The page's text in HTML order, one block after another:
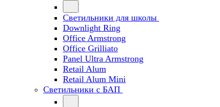
Светильники для школы
Downlight Ring
Office Armstrong
Office Grilliato
Panel Ultra Armstrong
Retail Alum
Retail Alum Mini
Светильники с БАП